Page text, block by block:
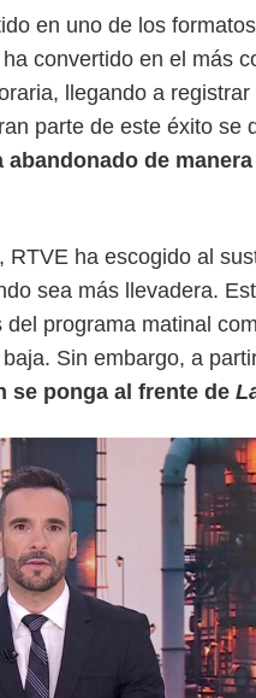
en uno de los
convertido en el más
llegando a
parte de este éxito se
de
ha escogido al
sea más llevadera.
programa matinal
Sin embargo, a
se ponga al frente de